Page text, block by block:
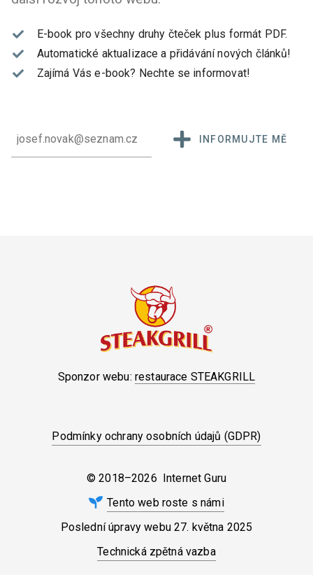
E-book pro všechny druhy čteček plus formát PDF.
Automatické aktualizace a přidávání nových článků!
Zajímá Vás e-book? Nechte se informovat!
INFORMUJTE MĚ
Sponzor webu: restaurace STEAKGRILL
Podmínky ochrany osobních údajů (GDPR)
© 2018–2026 Internet Guru
Tento web roste s námi
Poslední úpravy webu 27. května 2025
Technická zpětná vazba